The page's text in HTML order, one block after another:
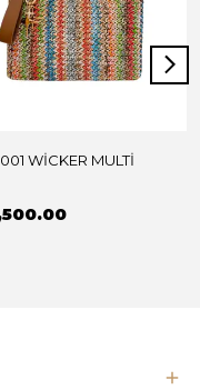
WİCKER MULTİ